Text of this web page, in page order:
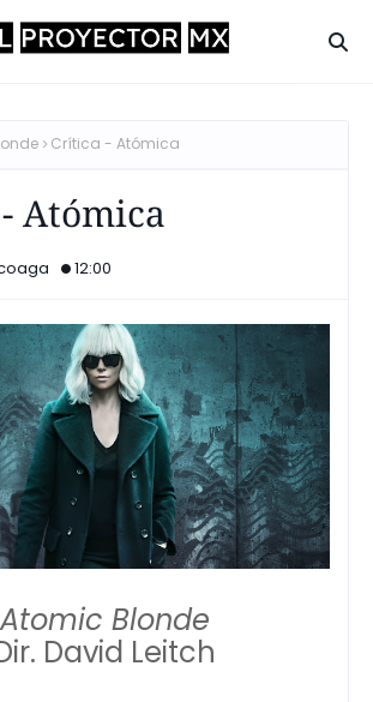
Crítica - Atómica
Atómica
12:00
Atomic Blonde
David Leitch